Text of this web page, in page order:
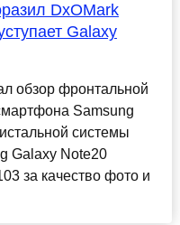
DxOMark
Galaxy
обзор фронтальной
Samsung
системы
Galaxy Note20
за качество фото и